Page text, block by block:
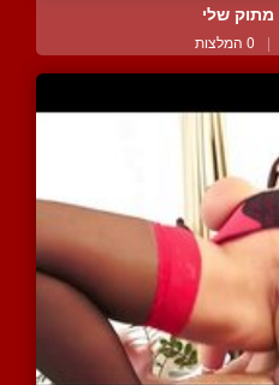
מתוק שלי
| 0 המלצות